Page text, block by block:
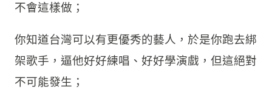
不會這樣做；
你知道台灣可以有更優秀的藝人，於是你跑去綁
架歌手，逼他好好練唱、好好學演戲，但這絕對
不可能發生；